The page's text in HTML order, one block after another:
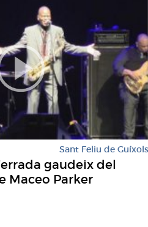
Sant Feliu de Guíxols
gaudeix del
Maceo Parker